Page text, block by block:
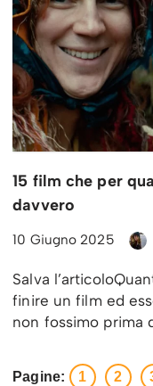
15 film che per
davvero
10 Giugno 2025
Salva
finire un film ed
non fossimo prima
Pagine: 1 2